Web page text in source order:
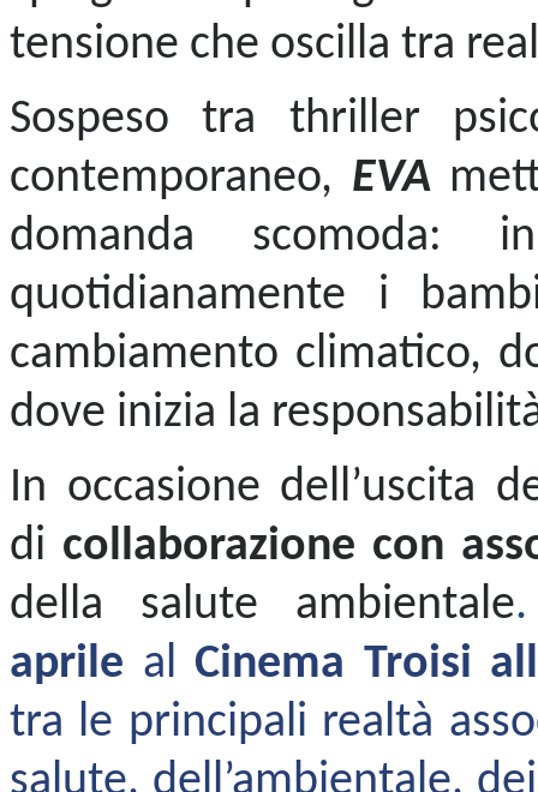
tensione che oscilla tra
Sospeso tra thriller
contemporaneo, EVA
domanda
quotidianamente i
cambiamento climatico,
dove inizia la
In occasione dell’uscita
di collaborazione con
della salute ambientale.
aprile alCinema Troisi
tra le principali realtà
salute, dell’ambientale,